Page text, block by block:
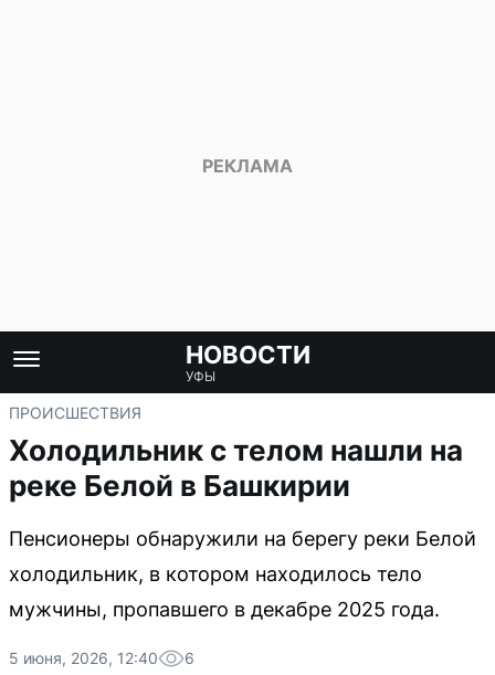
НОВОСТИ
УФЫ
ПРОИСШЕСТВИЯ
Холодильник с телом нашли на
реке Белой в Башкирии
Пенсионеры обнаружили на берегу реки Белой
холодильник, в котором находилось тело
мужчины, пропавшего в декабре 2025 года.
5 июня, 2026, 12:40 6